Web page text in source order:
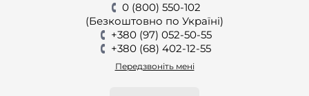
0 (800) 550-102
(Безкоштовно по Україні)
+380 (97) 052-50-55
+380 (68) 402-12-55
Передзвоніть мені